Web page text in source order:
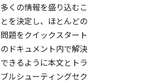
多くの情報を盛り込むこ
とを決定し、ほとんどの
問題をクイックスタート
のドキュメント内で解決
できるように本文とトラ
ブルシューティングセク